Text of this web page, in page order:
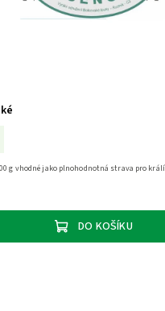
DO KOŠÍKU
g vhodné jako plnohodnotná strava pro